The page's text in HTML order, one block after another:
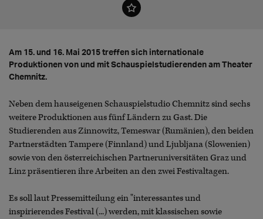
Am 15. und 16. Mai 2015 treffen sich internationale
Produktionen von und mit Schauspielstudierenden am Theater
Chemnitz.
Neben dem hauseigenen Schauspielstudio Chemnitz sind sechs
weitere Produktionen aus fünf Ländern zu Gast. Die
Studierenden aus Zinnowitz, Temeswar (Rumänien), den beiden
Partnerstädten Tampere (Finnland) und Ljubljana (Slowenien)
sowie von den österreichischen Partneruniversitäten Graz und
Linz präsentieren ihre Arbeiten an den zwei Festivaltagen.
Es soll laut Pressemitteilung ein "interessantes und
inspirierendes Festival (...) werden, mit klassischen sowie